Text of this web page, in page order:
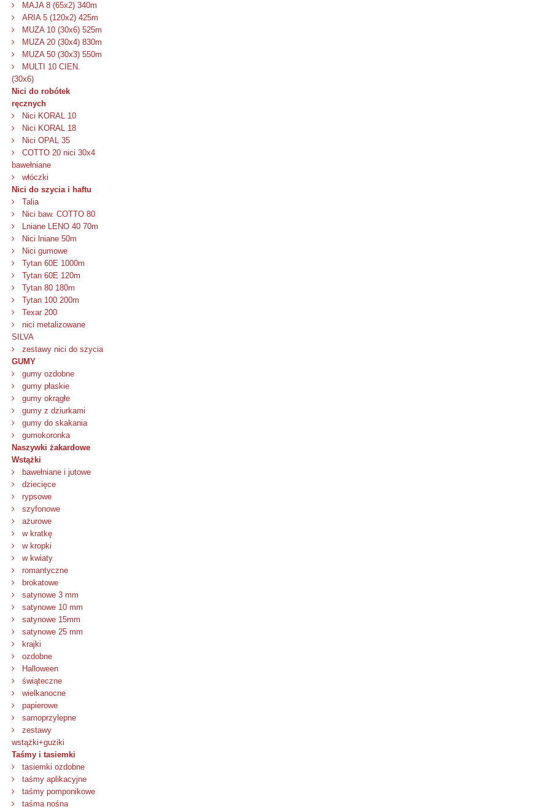
MAJA 8 (65x2) 340m
ARIA 5 (120x2) 425m
MUZA 10 (30x6) 525m
MUZA 20 (30x4) 830m
MUZA 50 (30x3) 550m
MULTI 10 CIEN.
(30x6)
Nici do robótek
ręcznych
Nici KORAL 10
Nici KORAL 18
Nici OPAL 35
COTTO 20 nici 30x4
bawełniane
włóczki
Nici do szycia i haftu
Talia
Nici baw. COTTO 80
Lniane LENO 40 70m
Nici lniane 50m
Nici gumowe
Tytan 60E 1000m
Tytan 60E 120m
Tytan 80 180m
Tytan 100 200m
Texar 200
nici metalizowane
SILVA
zestawy nici do szycia
GUMY
gumy ozdobne
gumy płaskie
gumy okrągłe
gumy z dziurkami
gumy do skakania
gumokoronka
Naszywki żakardowe
Wstążki
bawełniane i jutowe
dziecięce
rypsowe
szyfonowe
ażurowe
w kratkę
w kropki
w kwiaty
romantyczne
brokatowe
satynowe 3 mm
satynowe 10 mm
satynowe 15mm
satynowe 25 mm
krajki
ozdobne
Halloween
świąteczne
wielkanocne
papierowe
samoprzylepne
zestawy
wstążki+guziki
Taśmy i tasiemki
tasiemki ozdobne
taśmy aplikacyjne
taśmy pomponikowe
taśma nośna